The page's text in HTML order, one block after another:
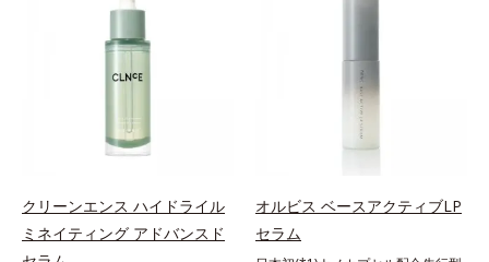
クリーンエンス ハイドライル
ミネイティング アドバンスド
オルビス ベースアクティブLP
セラム